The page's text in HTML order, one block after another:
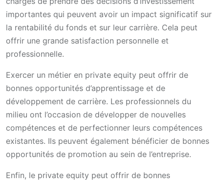
importantes qui peuvent avoir un impact significatif sur
la rentabilité du fonds et sur leur carrière. Cela peut
offrir une grande satisfaction personnelle et
professionnelle.
Exercer un métier en private equity peut offrir de
bonnes opportunités d’apprentissage et de
développement de carrière. Les professionnels du
milieu ont l’occasion de développer de nouvelles
compétences et de perfectionner leurs compétences
existantes. Ils peuvent également bénéficier de bonnes
opportunités de promotion au sein de l’entreprise.
Enfin, le private equity peut offrir de bonnes